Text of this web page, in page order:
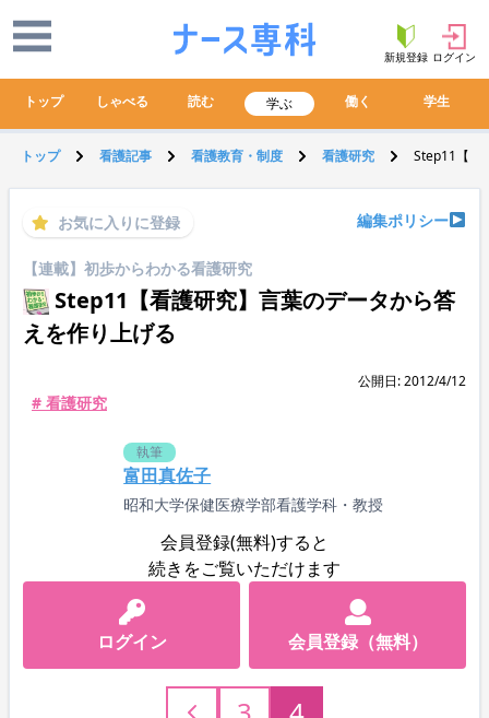
新規登録 ログイン
トップ しゃべる 読む 学ぶ 働く 学生
トップ 看護記事 看護教育・制度 看護研究 Step11【看
お気に入りに登録 編集ポリシー
【連載】初歩からわかる看護研究
Step11【看護研究】言葉のデータから答
えを作り上げる
公開日: 2012/4/12
# 看護研究
執筆
富田真佐子
昭和大学保健医療学部看護学科・教授
会員登録(無料)すると
続きをご覧いただけます
ログイン 会員登録（無料）